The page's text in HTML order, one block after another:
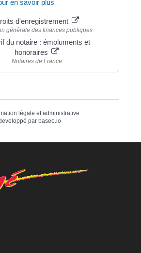
en savoir plus
d'enregistrement
générale des finances publiques
du notaire : émoluments et
honoraires
Notaires de France
légale et administrative
par baseo.io